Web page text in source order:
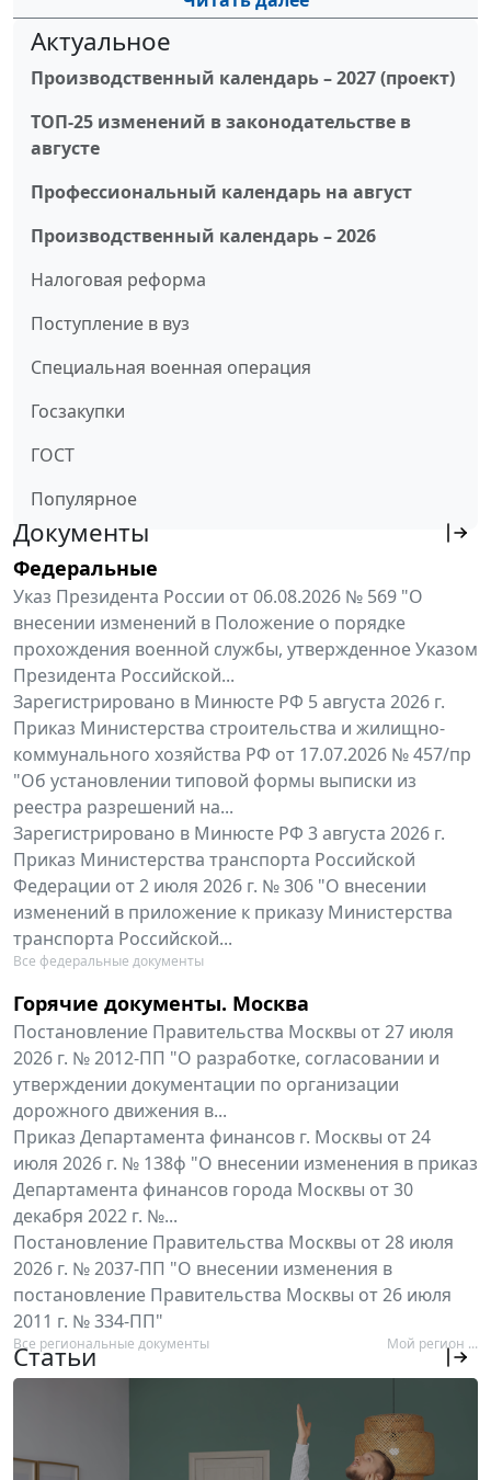
Актуальное
Производственный календарь – 2027 (проект)
ТОП-25 изменений в законодательстве в
августе
Профессиональный календарь на август
Производственный календарь – 2026
Налоговая реформа
Поступление в вуз
Специальная военная операция
Госзакупки
ГОСТ
Популярное
Документы
Федеральные
Указ Президента России от 06.08.2026 № 569 "О
внесении изменений в Положение о порядке
прохождения военной службы, утвержденное Указом
Президента Российской...
Зарегистрировано в Минюсте РФ 5 августа 2026 г.
Приказ Министерства строительства и жилищно-
коммунального хозяйства РФ от 17.07.2026 № 457/пр
"Об установлении типовой формы выписки из
реестра разрешений на...
Зарегистрировано в Минюсте РФ 3 августа 2026 г.
Приказ Министерства транспорта Российской
Федерации от 2 июля 2026 г. № 306 "О внесении
изменений в приложение к приказу Министерства
транспорта Российской...
Все федеральные документы
Горячие документы. Москва
Постановление Правительства Москвы от 27 июля
2026 г. № 2012-ПП "О разработке, согласовании и
утверждении документации по организации
дорожного движения в...
Приказ Департамента финансов г. Москвы от 24
июля 2026 г. № 138ф "О внесении изменения в приказ
Департамента финансов города Москвы от 30
декабря 2022 г. №...
Постановление Правительства Москвы от 28 июля
2026 г. № 2037-ПП "О внесении изменения в
постановление Правительства Москвы от 26 июля
2011 г. № 334-ПП"
Все региональные документы Мой регион ...
Статьи